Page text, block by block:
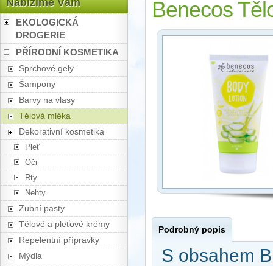
Nabízíme Vám
EKOLOGICKÁ
DROGERIE
PŘÍRODNÍ KOSMETIKA
Sprchové gely
Šampony
Barvy na vlasy
Tělová mléka
Dekorativní kosmetika
Pleť
Oči
Rty
Nehty
Zubní pasty
Tělové a pleťové krémy
Repelentní přípravky
Mýdla
Benecos
Podrobný popis
S obsahem